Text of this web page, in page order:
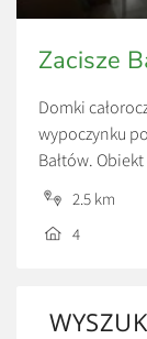
Zacisze
Domki
wypoczynku
Bałtów.
domki z
kuchnią oraz
prywatnego
które chcą
2.5 km
4